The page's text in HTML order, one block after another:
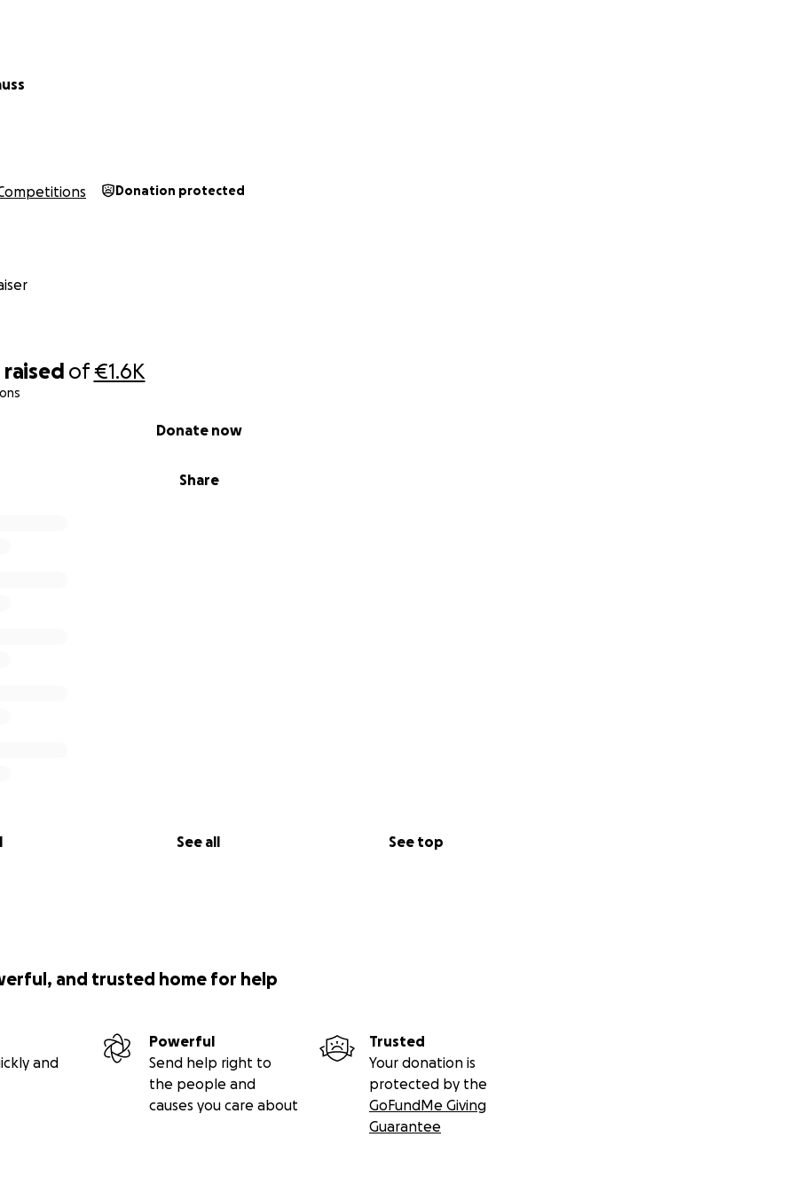
raised of€1.6K
Share
Donate now
See all See top
Donation protected
and trusted home for help
and
Powerful
Send help right to
the people and
causes you care about
Trusted
Your donation is
protected by the
GoFundMe Giving
Guarantee